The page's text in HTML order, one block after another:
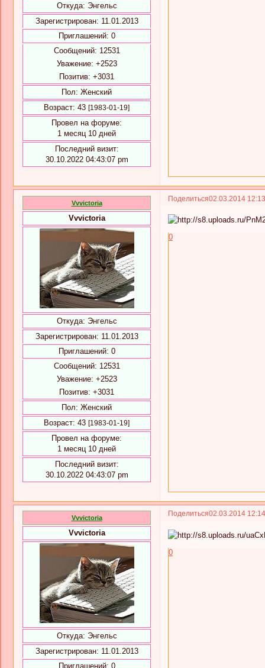
Откуда: Энгельс
Зарегистрирован: 11.01.2013
Приглашений: 0
Сообщений: 12531
Уважение: +2523
Позитив: +3031
Пол: Женский
Возраст: 43 [1983-01-19]
Провел на форуме:
1 месяц 10 дней
Последний визит:
30.10.2022 04:43:07 pm
Поделиться02.03.2014
Vvvictoria
Vvvictoria
Откуда: Энгельс
Зарегистрирован: 11.01.2013
Приглашений: 0
Сообщений: 12531
Уважение: +2523
Позитив: +3031
Пол: Женский
Возраст: 43 [1983-01-19]
Провел на форуме:
1 месяц 10 дней
Последний визит:
30.10.2022 04:43:07 pm
0
Поделиться02.03.2014
Vvvictoria
Vvvictoria
Откуда: Энгельс
Зарегистрирован: 11.01.2013
Приглашений: 0
0